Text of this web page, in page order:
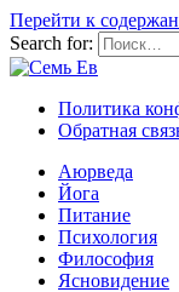
Перейти к
Search for:
Политика
Обратная
Аюрведа
Йога
Питание
Психология
Философия
Ясновидение